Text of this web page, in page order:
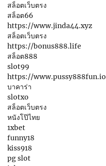
สล็อตเว็บตรง
สล็อต66
https://www.jinda44.xyz
สล็อตเว็บตรง
https://bonus888.life
สล็อต888
slot99
https://www.pussy888fun.io
บาคาร่า
slotxo
สล็อตเว็บตรง
หนังโป๊ไทย
1xbet
funny18
kiss918
pg slot